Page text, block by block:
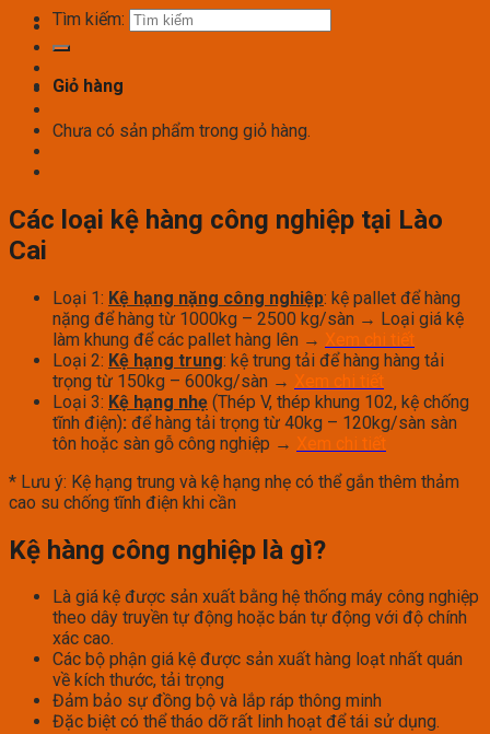
Tìm kiếm:
Giỏ hàng
Chưa có sản phẩm trong giỏ hàng.
Các loại kệ hàng công nghiệp tại Lào
Cai
Loại 1: Kệ hạng nặng công nghiệp: kệ pallet để hàng
nặng để hàng từ 1000kg – 2500 kg/sàn → Loại giá kệ
làm khung để các pallet hàng lên → Xem chi tiết
Loại 2: Kệ hạng trung: kệ trung tải để hàng hàng tải
trọng từ 150kg – 600kg/sàn → Xem chi tiết
Loại 3: Kệ hạng nhẹ (Thép V, thép khung 102, kệ chống
tĩnh điện): để hàng tải trọng từ 40kg – 120kg/sàn sàn
tôn hoặc sàn gỗ công nghiệp → Xem chi tiết
* Lưu ý: Kệ hạng trung và kệ hạng nhẹ có thể gắn thêm thảm
cao su chống tĩnh điện khi cần
Kệ hàng công nghiệp là gì?
Là giá kệ được sản xuất bằng hệ thống máy công nghiệp
theo dây truyền tự động hoặc bán tự động với độ chính
xác cao.
Các bộ phận giá kệ được sản xuất hàng loạt nhất quán
về kích thước, tải trọng
Đảm bảo sự đồng bộ và lắp ráp thông minh
Đặc biệt có thể tháo dỡ rất linh hoạt để tái sử dụng.